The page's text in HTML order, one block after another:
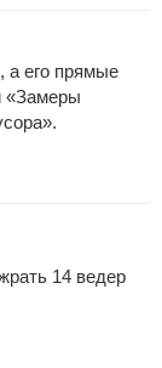
а его прямые
«Замеры
14 ведер